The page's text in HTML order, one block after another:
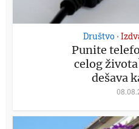
Društvo •
Punite
celog
dešava